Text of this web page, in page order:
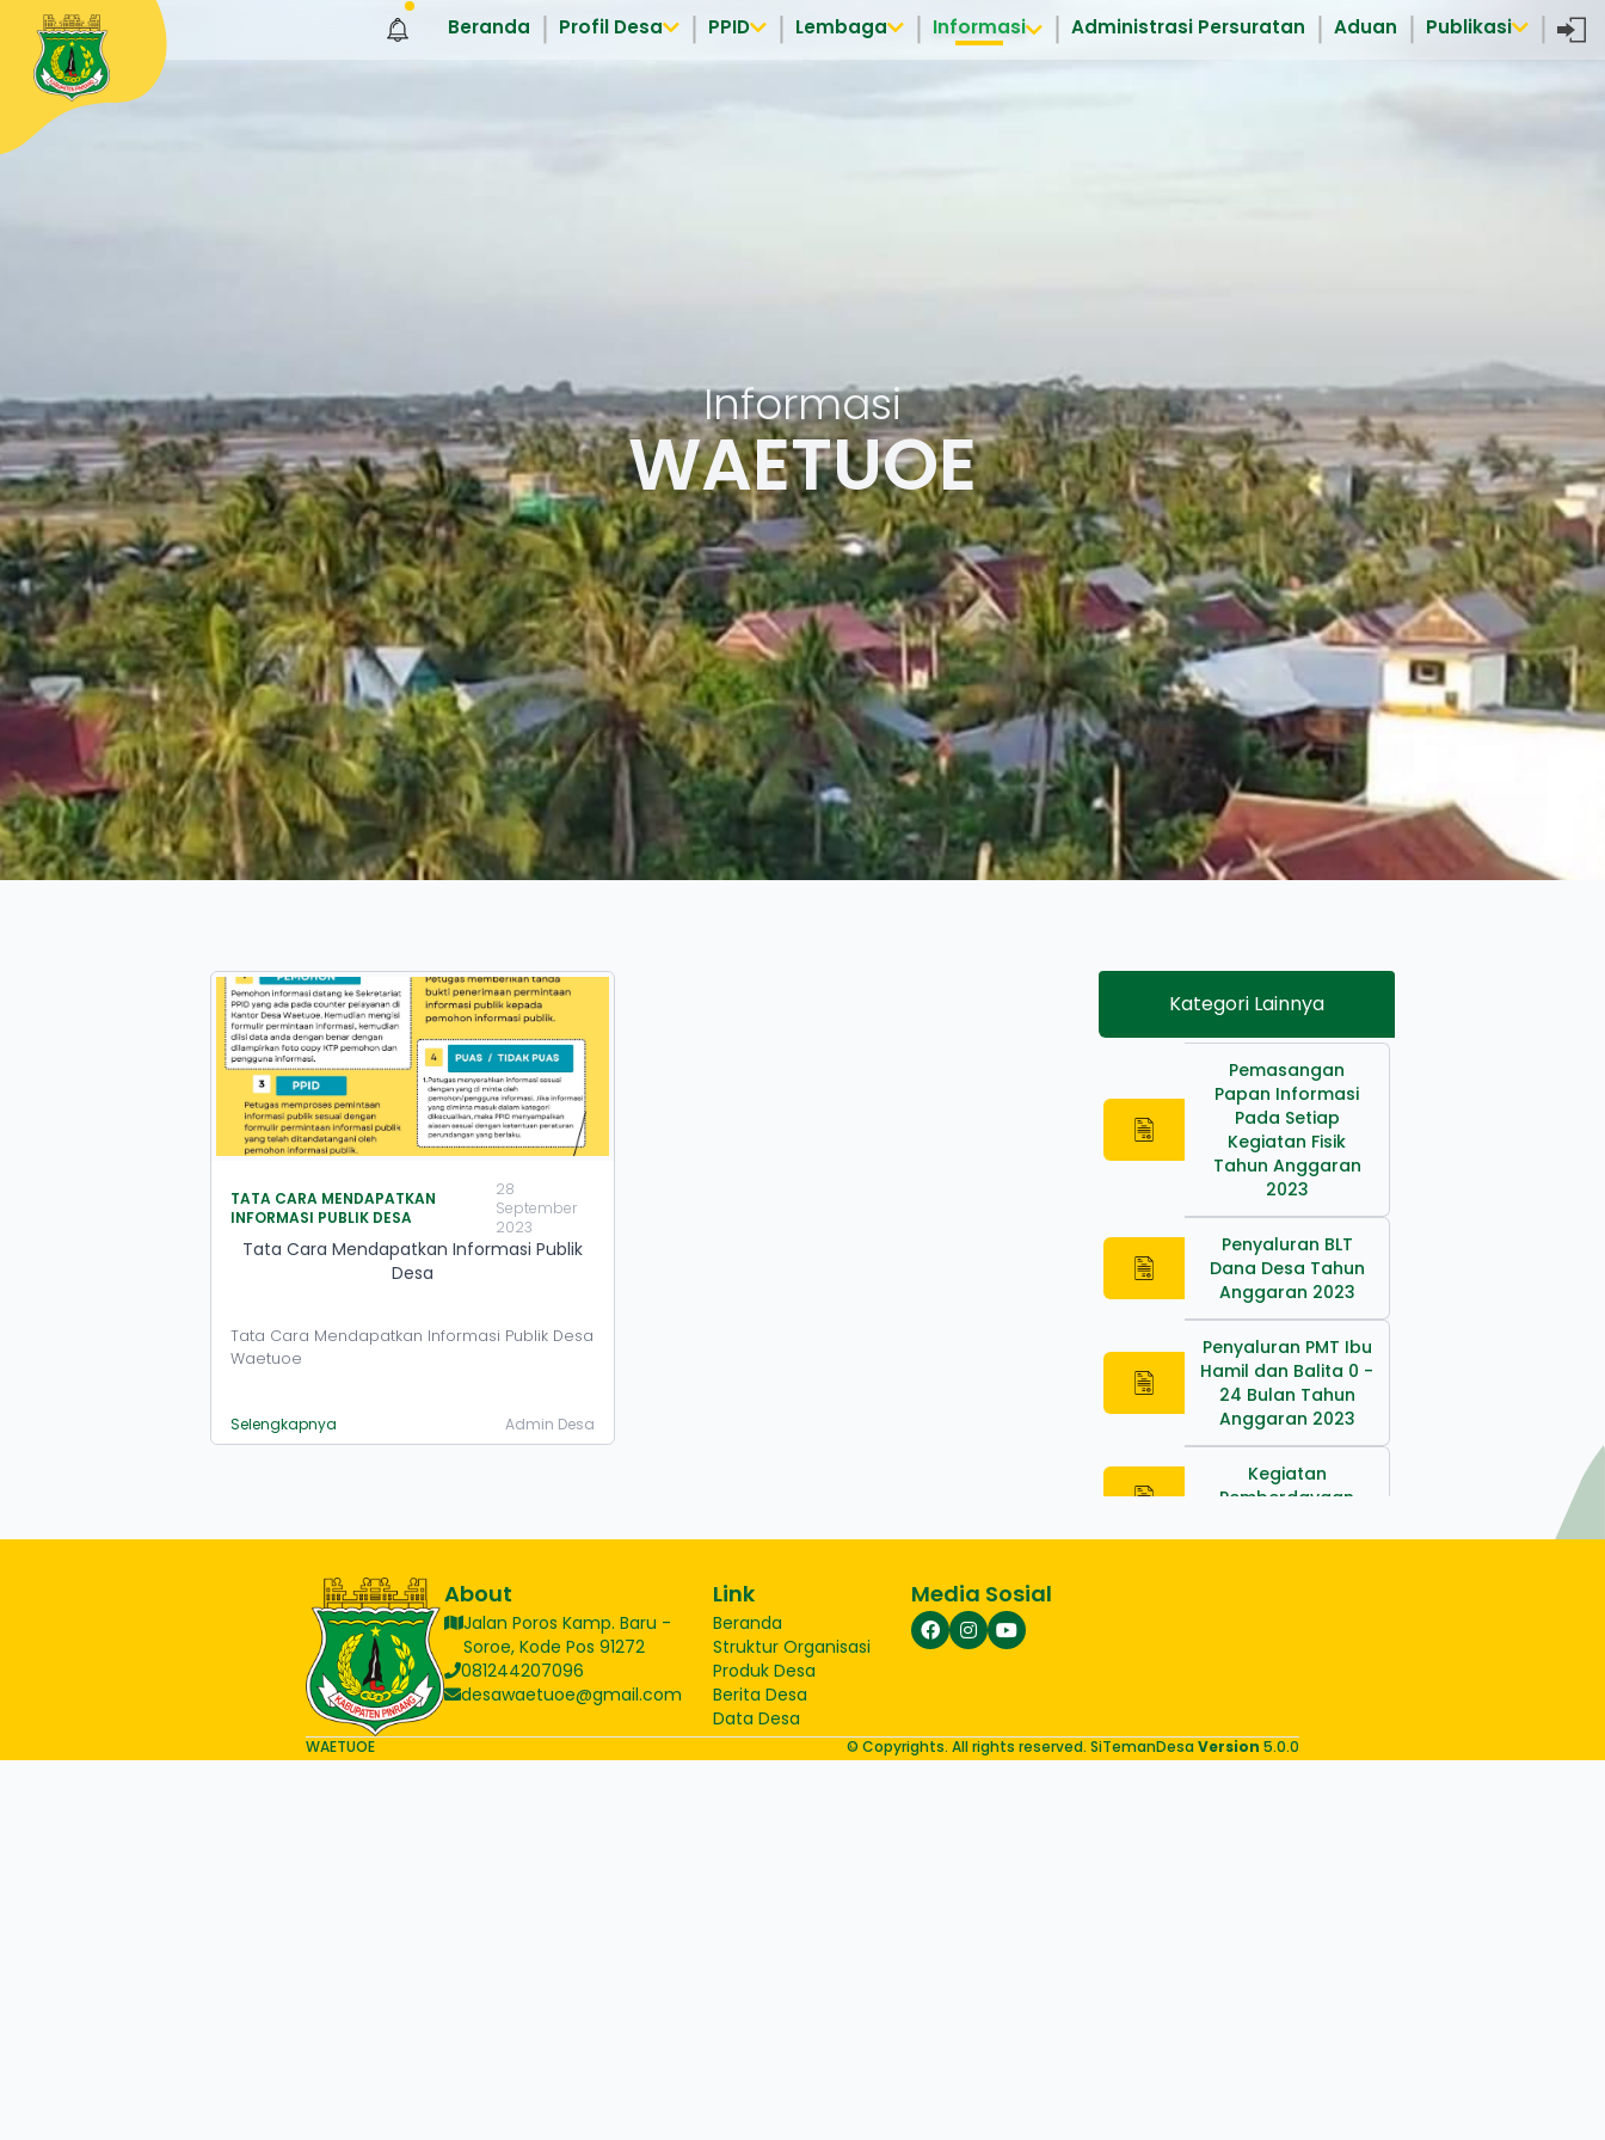
Beranda Profil Desa PPID Lembaga Informasi Administrasi Persuratan Aduan Publikasi
Informasi
WAETUOE
TATA CARA MENDAPATKAN
INFORMASI PUBLIK DESA
28
September
2023
Tata Cara Mendapatkan Informasi Publik
Desa
Tata Cara Mendapatkan Informasi Publik Desa
Waetuoe
Selengkapnya Admin Desa
Kategori Lainnya
Pemasangan
Papan Informasi
Pada Setiap
Kegiatan Fisik
Tahun Anggaran
2023
Penyaluran BLT
Dana Desa Tahun
Anggaran 2023
Penyaluran PMT Ibu
Hamil dan Balita 0 -
24 Bulan Tahun
Anggaran 2023
Kegiatan
Pemberdayaan
About
Jalan Poros Kamp. Baru -
Soroe, Kode Pos 91272
081244207096
desawaetuoe@gmail.com
Link
Beranda
Struktur Organisasi
Produk Desa
Berita Desa
Data Desa
Media Sosial
WAETUOE © Copyrights. All rights reserved. SiTemanDesaVersion 5.0.0